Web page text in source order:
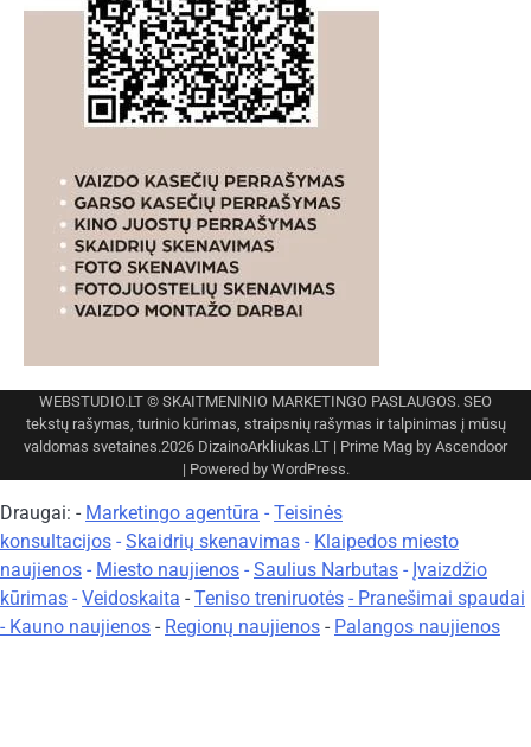
WEBSTUDIO.LT © SKAITMENINIO MARKETINGO PASLAUGOS. SEO
tekstų rašymas, turinio kūrimas, straipsnių rašymas ir talpinimas į mūsų
valdomas svetaines.2026 DizainoArkliukas.LT | Prime Mag by Ascendoor
| Powered by WordPress.
Draugai: - Marketingo agentūra - Teisinės
konsultacijos - Skaidrių skenavimas - Klaipedos miesto
naujienos - Miesto naujienos - Saulius Narbutas - Įvaizdžio
kūrimas - Veidoskaita - Teniso treniruotės - Pranešimai spaudai
- Kauno naujienos - Regionų naujienos - Palangos naujienos